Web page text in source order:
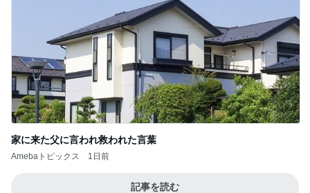
家に来た父に言われ救われた言葉
Amebaトピックス 1日前
記事を読む